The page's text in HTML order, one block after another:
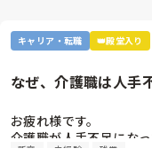
キャリア・転職 👑殿堂入り
なぜ、介護職は人手
お疲れ様です。
介護職が人手不足にな
から選んで下さい
新卒 未経験 残業